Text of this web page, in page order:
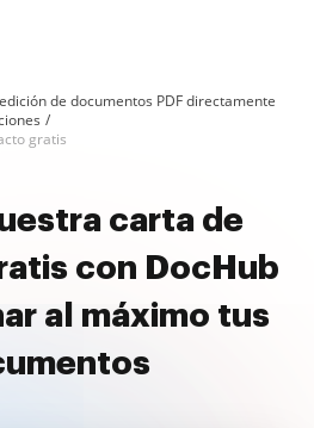
de documentos PDF directamente
gratis
carta de
con DocHub
al máximo tus